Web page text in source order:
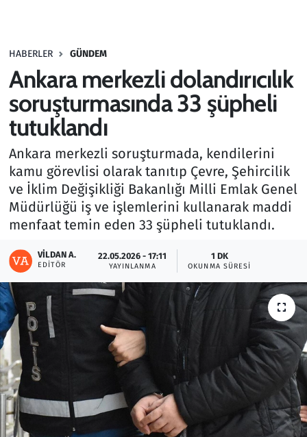
HABERLER GÜNDEM
Ankara merkezli dolandırıcılık
soruşturmasında 33 şüpheli
tutuklandı
Ankara merkezli soruşturmada, kendilerini
kamu görevlisi olarak tanıtıp Çevre, Şehircilik
ve İklim Değişikliği Bakanlığı Milli Emlak Genel
Müdürlüğü iş ve işlemlerini kullanarak maddi
menfaat temin eden 33 şüpheli tutuklandı.
VILDAN A.
EDITÖR
22.05.2026 - 17:11
YAYINLANMA
1 DK
OKUNMA SÜRESI
Haber
Kültür Sanat
Kurumsal Haberler
Lezzet Durağı
Memur ve Kamu
Otomobil
Oyun
Ramazan
Resmi İlanlar
Rüya Tabirleri
Sağlık